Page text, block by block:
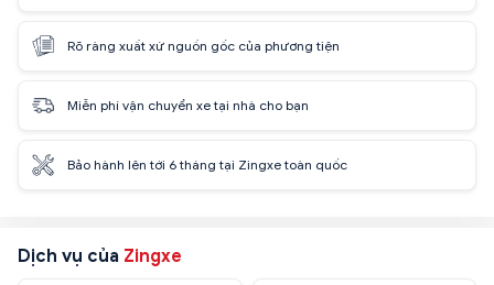
Rõ ràng xuất xứ nguồn gốc của phương tiện
Miễn phí vận chuyển xe tại nhà cho bạn
Bảo hành lên tới 6 tháng tại Zingxe toàn quốc
Dịch vụ của Zingxe